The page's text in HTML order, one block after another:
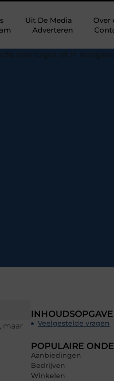
Uit De Media
Over
Adverteren
maar
INHOUDSOPGAVE
Veelgestelde vragen
POPULAIRE
Aanbiedingen
Bedrijven
Winkelen